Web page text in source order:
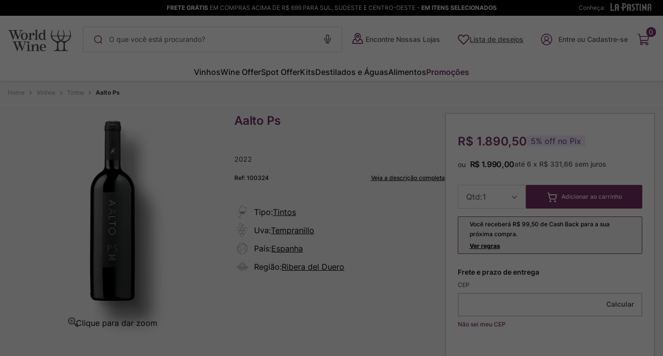
Conheça:
FRETE GRÁTISEM COMPRAS ACIMA DE R$ 699 PARA SUL, SUDESTE E CENTRO-OESTE - EM ITENS SELECIONADOS
Encontre Nossas Lojas Lista de desejos
0
VinhosWine OfferSpot OfferKitsDestilados e ÁguasAlimentosPromoções
Vinhos Tintos Aalto Ps
Aalto Ps
2022
Ref:100324 Veja a descrição completa
Tipo:Tintos
Uva:Tempranillo
País:Espanha
Região:Ribera del Duero
R$ 1.890,50 5% off no Pix
ou R$ 1.990,00até 6 x R$ 331,66 sem juros
1 Adicionar ao carrinho
Você receberá R$ 99,50 de Cash Back para a sua
próxima compra.
Ver regras
CEP
Não sei meu CEP
1º Maçanita
Bodega Garzon